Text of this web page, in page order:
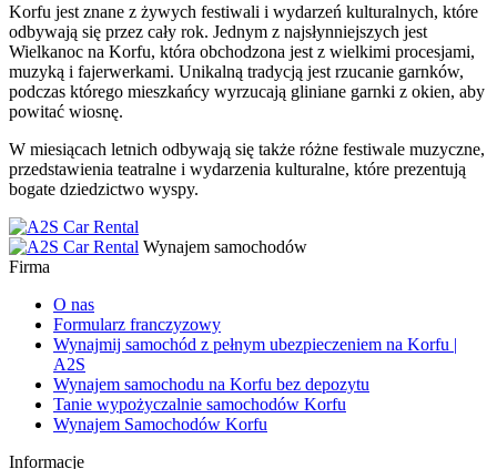
Korfu jest znane z żywych festiwali i wydarzeń kulturalnych, które
odbywają się przez cały rok. Jednym z najsłynniejszych jest
Wielkanoc na Korfu, która obchodzona jest z wielkimi procesjami,
muzyką i fajerwerkami. Unikalną tradycją jest rzucanie garnków,
podczas którego mieszkańcy wyrzucają gliniane garnki z okien, aby
powitać wiosnę.
W miesiącach letnich odbywają się także różne festiwale muzyczne,
przedstawienia teatralne i wydarzenia kulturalne, które prezentują
bogate dziedzictwo wyspy.
Wynajem samochodów
Firma
O nas
Formularz franczyzowy
Wynajmij samochód z pełnym ubezpieczeniem na Korfu |
A2S
Wynajem samochodu na Korfu bez depozytu
Tanie wypożyczalnie samochodów Korfu
Wynajem Samochodów Korfu
Informacje